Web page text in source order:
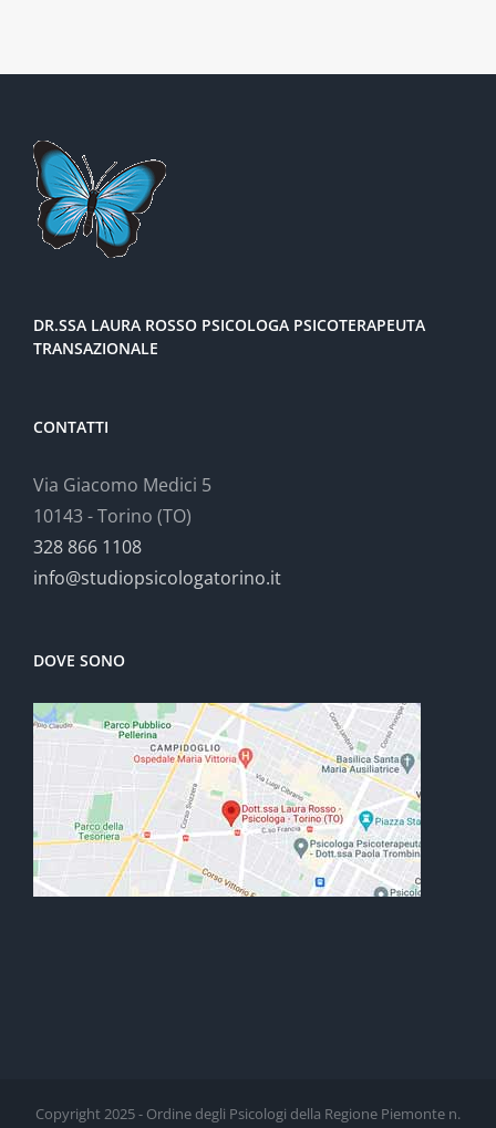
DR.SSA LAURA ROSSO PSICOLOGA PSICOTERAPEUTA
TRANSAZIONALE
CONTATTI
Via Giacomo Medici 5
10143 - Torino (TO)
328 866 1108
info@studiopsicologatorino.it
DOVE SONO
Copyright 2025 - Ordine degli Psicologi della Regione Piemonte n.